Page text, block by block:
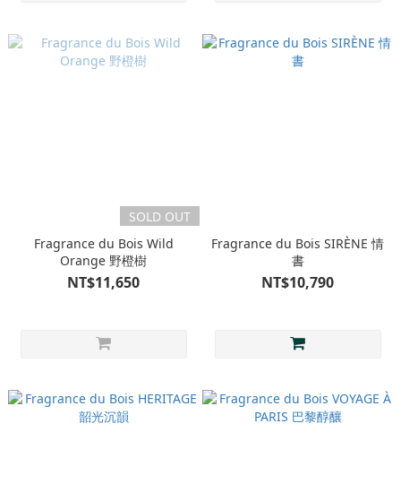
SOLD OUT
Fragrance du Bois Wild
Orange 野橙樹
NT$11,650
Fragrance du Bois SIRÈNE 情
書
NT$10,790